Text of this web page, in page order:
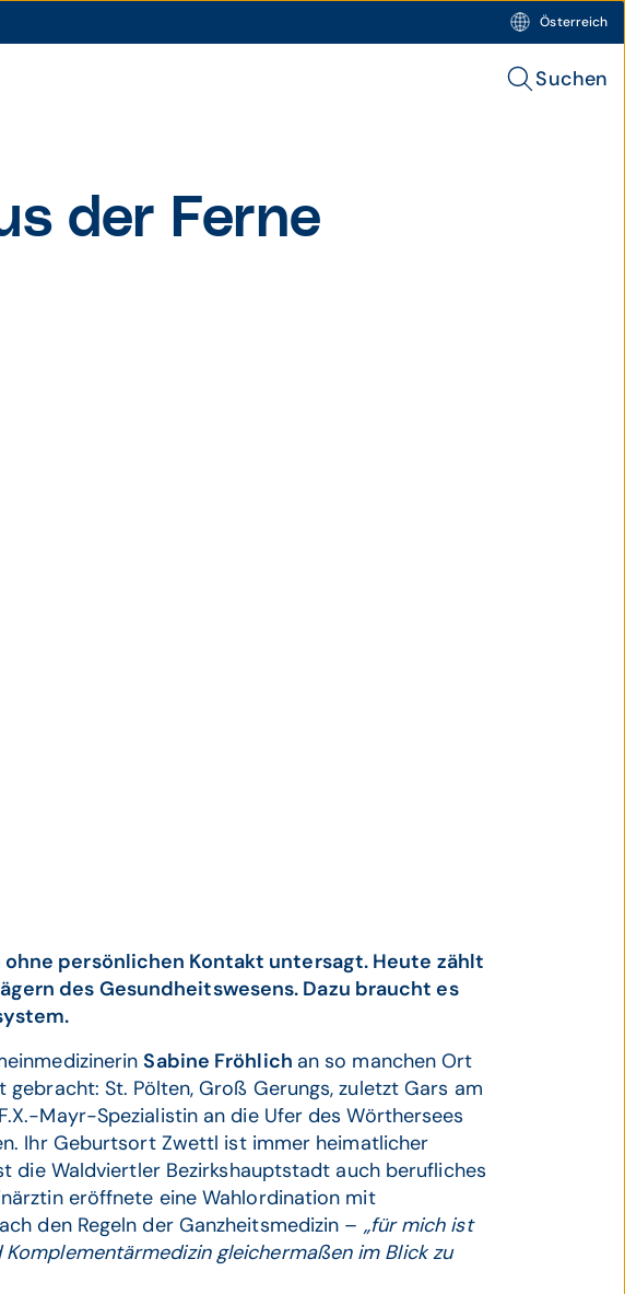
Österreich
Suchen
der Ferne
persönlichen Kontakt untersagt. Heute zählt
des Gesundheitswesens. Dazu braucht es
Sabine Fröhlich an so manchen Ort
St. Pölten, Groß Gerungs, zuletzt Gars am
Mayr-Spezialistin an die Ufer des Wörthersees
Ihr Geburtsort Zwettl ist immer heimatlicher
die Waldviertler Bezirkshauptstadt auch berufliches
eröffnete eine Wahlordination mit
den Regeln der Ganzheitsmedizin – „für mich ist
gleichermaßen im Blick zu